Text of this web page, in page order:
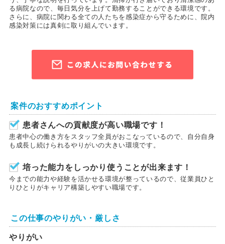
る病院なので、毎日気分を上げて勤務することができる環境です。
さらに、病院に関わる全ての人たちを感染症から守るために、院内
感染対策には真剣に取り組んでいます。
案件のおすすめポイント
患者さんへの貢献度が高い職場です！
患者中心の働き方をスタッフ全員がおこなっているので、自分自身
も成長し続けられるやりがいの大きい環境です。
培った能力をしっかり使うことが出来ます！
今までの能力や経験を活かせる環境が整っているので、従業員ひと
りひとりがキャリア構築しやすい職場です。
この仕事のやりがい・厳しさ
やりがい